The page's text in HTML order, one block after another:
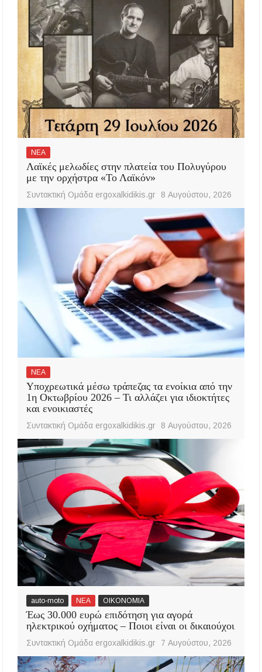
ΝΕΑ
Λαϊκές μελωδίες στην πλατεία του Πολυγύρου
με την ορχήστρα «Το Λαϊκόν»
Συντακτική Ομάδα ergoxalkidikis.gr 8 Αυγούστου, 2026
ΝΕΑ
Υποχρεωτικά μέσω τράπεζας τα ενοίκια από την
1η Οκτωβρίου 2026 – Τι αλλάζει για ιδιοκτήτες
και ενοικιαστές
Συντακτική Ομάδα ergoxalkidikis.gr 8 Αυγούστου, 2026
auto-moto ΝΕΑ ΟΙΚΟΝΟΜΙΑ
Έως 30.000 ευρώ επιδότηση για αγορά
ηλεκτρικού οχήματος – Ποιοι είναι οι δικαιούχοι
Συντακτική Ομάδα ergoxalkidikis.gr 7 Αυγούστου, 2026